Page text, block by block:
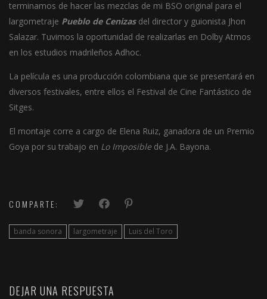
terminamos de hacer las mezclas de mi BSO original para el
largometraje Pueblo de Cenizas del director y guionista Jhon
Salazar. Tuvimos la oportunidad de realizarlas en Dolby Atmos
en los estudios madrileños Adhoc.
La película es una producción colombiana que se presentará en
diversos festivales, entre ellos el Festival de Cine Fantástico de
Sitges.
El montaje corre a cargo de Elena Ruiz, ganadora de un Premio
Goya por su trabajo en Lo Imposiblede J.A. Bayona.
COMPARTE:
banda sonora largometraje Luis del Toro
DEJAR UNA RESPUESTA